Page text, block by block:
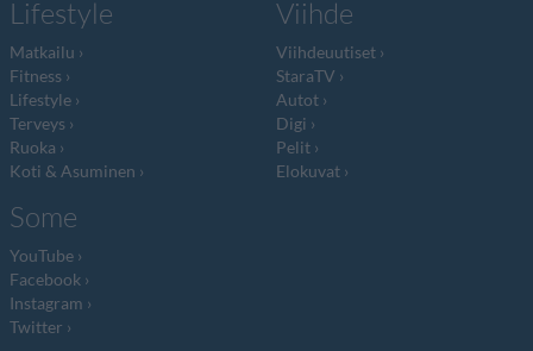
Lifestyle
Matkailu
Fitness
Lifestyle
Terveys
Ruoka
Koti & Asuminen
Viihde
Viihdeuutiset
StaraTV
Autot
Digi
Pelit
Elokuvat
Some
YouTube
Facebook
Instagram
Twitter